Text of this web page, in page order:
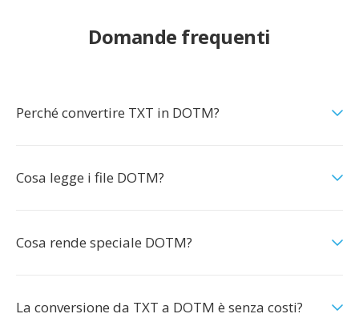
Domande frequenti
Perché convertire TXT in DOTM?
Cosa legge i file DOTM?
Cosa rende speciale DOTM?
La conversione da TXT a DOTM è senza costi?